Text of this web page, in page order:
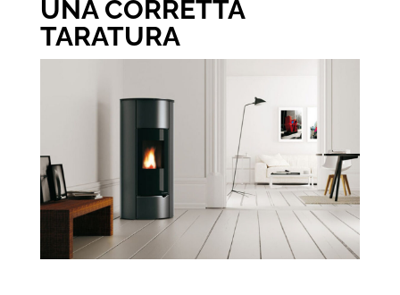
UNA CORRETTA
TARATURA